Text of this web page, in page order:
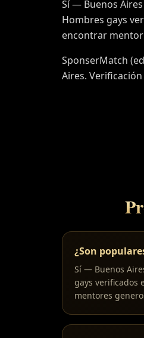
Sí — Buenos
Hombres gays
encontrar
SponserMatch
Aires.
¿Son
Sí — Buenos
gays verificados
mentores